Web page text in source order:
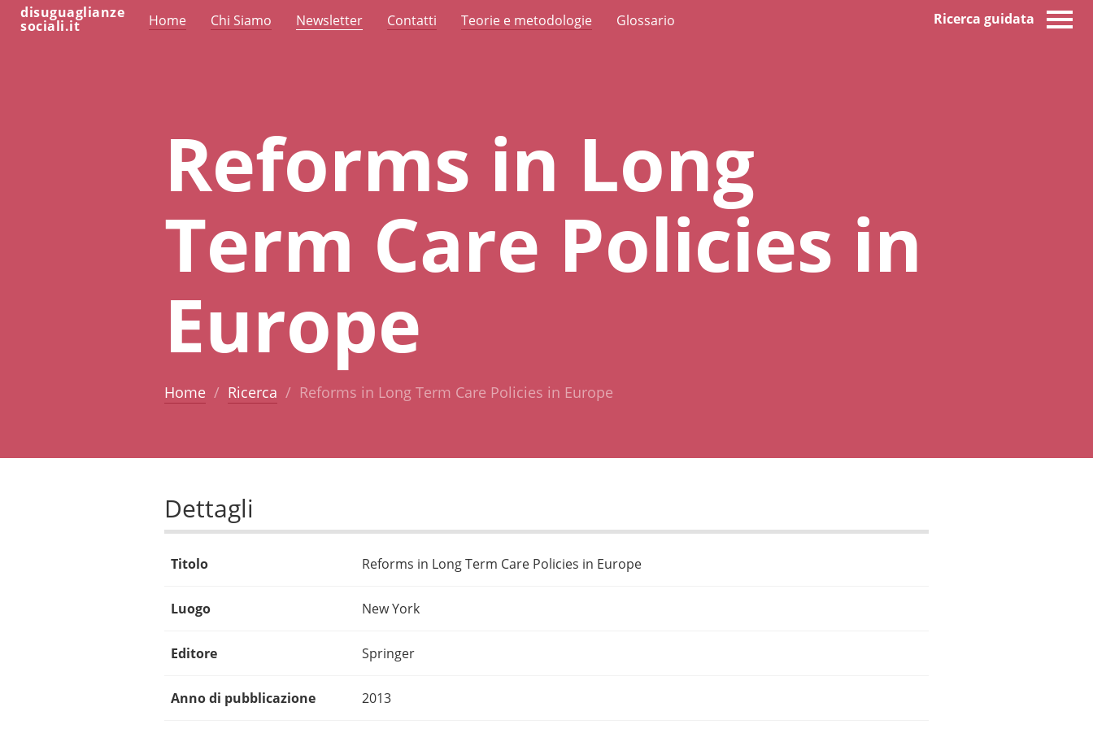
disuguaglianze
sociali.it Home Chi Siamo Newsletter Contatti Teorie e metodologie Glossario Ricerca guidata
Reforms in Long
Term Care Policies in
Europe
Home Ricerca Reforms in Long Term Care Policies in Europe
Dettagli
Titolo Reforms in Long Term Care Policies in Europe
Luogo New York
Editore Springer
Anno di pubblicazione 2013